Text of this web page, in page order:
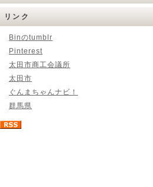
リンク
Binのtumblr
Pinterest
太田市商工会議所
太田市
ぐんまちゃんナビ！
群馬県